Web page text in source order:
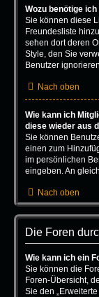
Wozu benötige
Sie können diese
Freundesliste
sehen dort deren
Style, den Sie
Benutzer
Nach oben
Wie kann ich
diese wieder aus
Sie können
einen zum
im persönlichen
eingeben. An
Nach oben
Die Foren
Wie kann ich ein
Sie können die
Foren-Übersicht,
Sie den